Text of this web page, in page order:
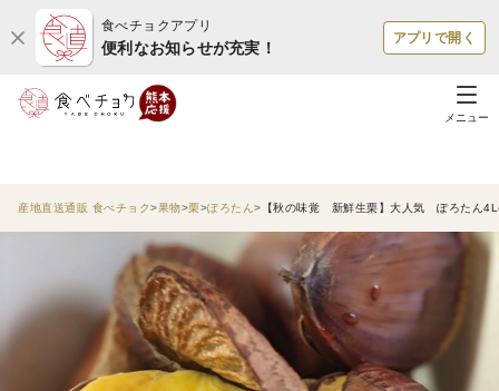
食べチョクアプリ
便利なお知らせが充実！
アプリで開く
メニュー
産地直送通販 食べチョク 果物 栗 ぽろたん 【秋の味覚 新鮮生栗】大人気 ぽろたん